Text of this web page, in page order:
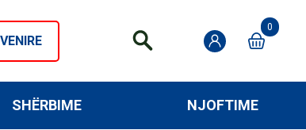
0
SHËRBIME NJOFTIME